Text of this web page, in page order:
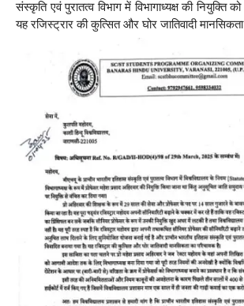
संस्कृति एवं पुरातत्व विभाग में विभागाध्यक्ष की नियुक्ति को
यह रजिस्ट्रार की कुत्सित और घोर जातिवादी